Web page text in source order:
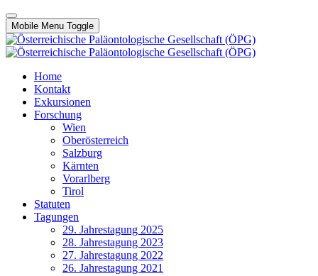
Mobile Menu Toggle
Home
Kontakt
Exkursionen
Forschung
Wien
Oberösterreich
Salzburg
Kärnten
Vorarlberg
Tirol
Statuten
Tagungen
29. Jahrestagung 2025
28. Jahrestagung 2023
27. Jahrestagung 2022
26. Jahrestagung 2021